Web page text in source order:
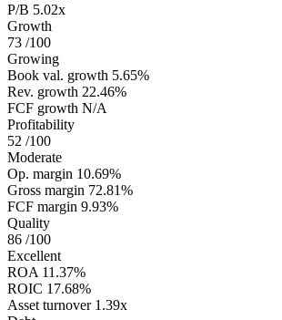
P/B 5.02x
Growth
73 /100
Growing
Book val. growth 5.65%
Rev. growth 22.46%
FCF growth N/A
Profitability
52 /100
Moderate
Op. margin 10.69%
Gross margin 72.81%
FCF margin 9.93%
Quality
86 /100
Excellent
ROA 11.37%
ROIC 17.68%
Asset turnover 1.39x